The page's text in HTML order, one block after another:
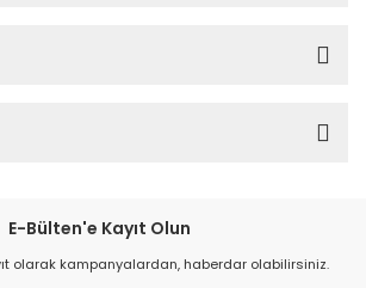
E-Bülten'e Kayıt Olun
olarak kampanyalardan, haberdar olabilirsiniz.